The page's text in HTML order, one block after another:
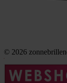
© 2026